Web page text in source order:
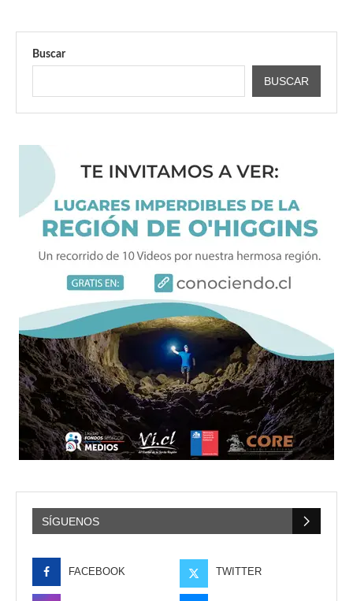
Buscar
BUSCAR
SÍGUENOS
FACEBOOK TWITTER